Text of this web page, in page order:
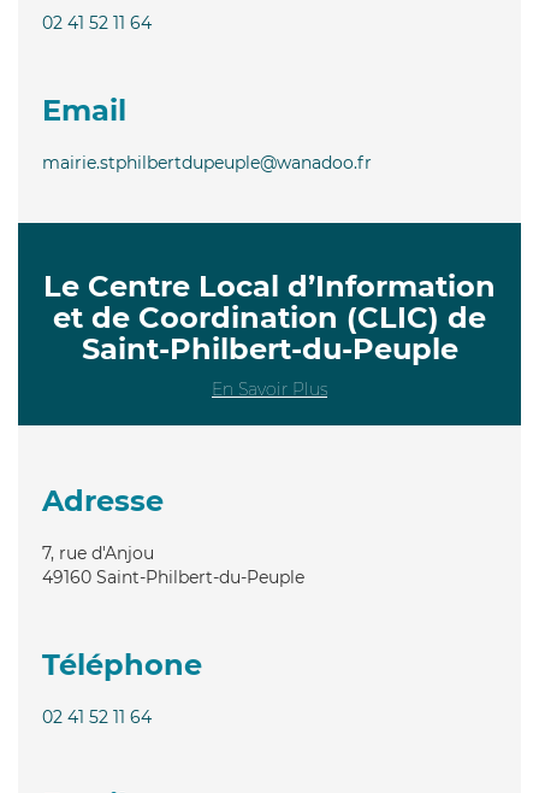
02 41 52 11 64
Email
mairie.stphilbertdupeuple@wanadoo.fr
Le Centre Local d’Information
et de Coordination (CLIC) de
Saint-Philbert-du-Peuple
En Savoir Plus
Adresse
7, rue d'Anjou
49160 Saint-Philbert-du-Peuple
Téléphone
02 41 52 11 64